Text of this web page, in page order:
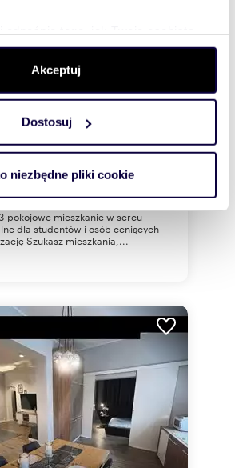
oraz ustaw własne preferencje w
. W Deklaracji plików cookie możesz
swoją zgodę w dowolnej chwili.
cookie do spersonalizowania treści
funkcje społecznościowe i
witryny, udostępniamy partnerom
te informacje z innymi danymi
lub uzyskanymi podczas
Akceptuj
Dostosuj
niezbędne pliki cookie
3 67zł/m
m² w Sopocie
+ czynsz: 1 400 zł
Sopot, gen. Władysława
pokojowe mieszkanie w sercu
dla studentów i osób ceniących
Szukasz mieszkania,...